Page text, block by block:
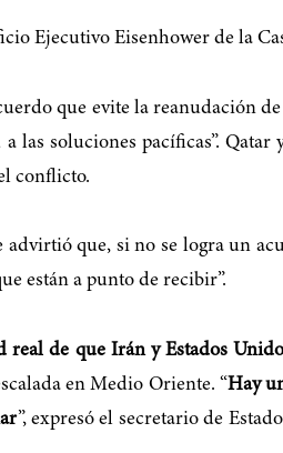
que evite la reanudación
las soluciones pacíficas”.
conflicto.
que, si no se logra un
están a punto de recibir”.
real de que Irán y Estados
en Medio Oriente. “Hay
”, expresó el secretario de